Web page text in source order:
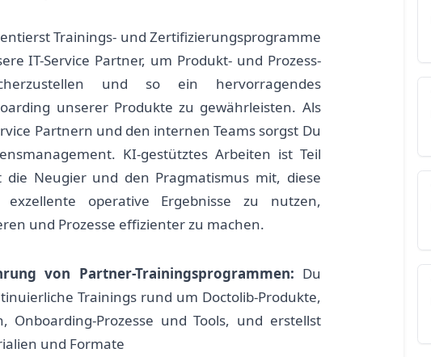
Trainings- und Zertifizierungsprogramme
IT-Service Partner, um Produkt- und Prozess-
und so ein hervorragendes
unserer Produkte zu gewährleisten. Als
Partnern und den internen Teams sorgst Du
KI-gestütztes Arbeiten ist Teil
Neugier und den Pragmatismus mit, diese
operative Ergebnisse zu nutzen,
und Prozesse effizienter zu machen.
von Partner-Trainingsprogrammen: Du
Trainings rund um Doctolib-Produkte,
Onboarding-Prozesse und Tools, und erstellst
und Formate